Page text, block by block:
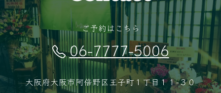
ご予約はこちら
06-7777-5006
大阪府大阪市阿倍野区王子町１丁目１１−３０